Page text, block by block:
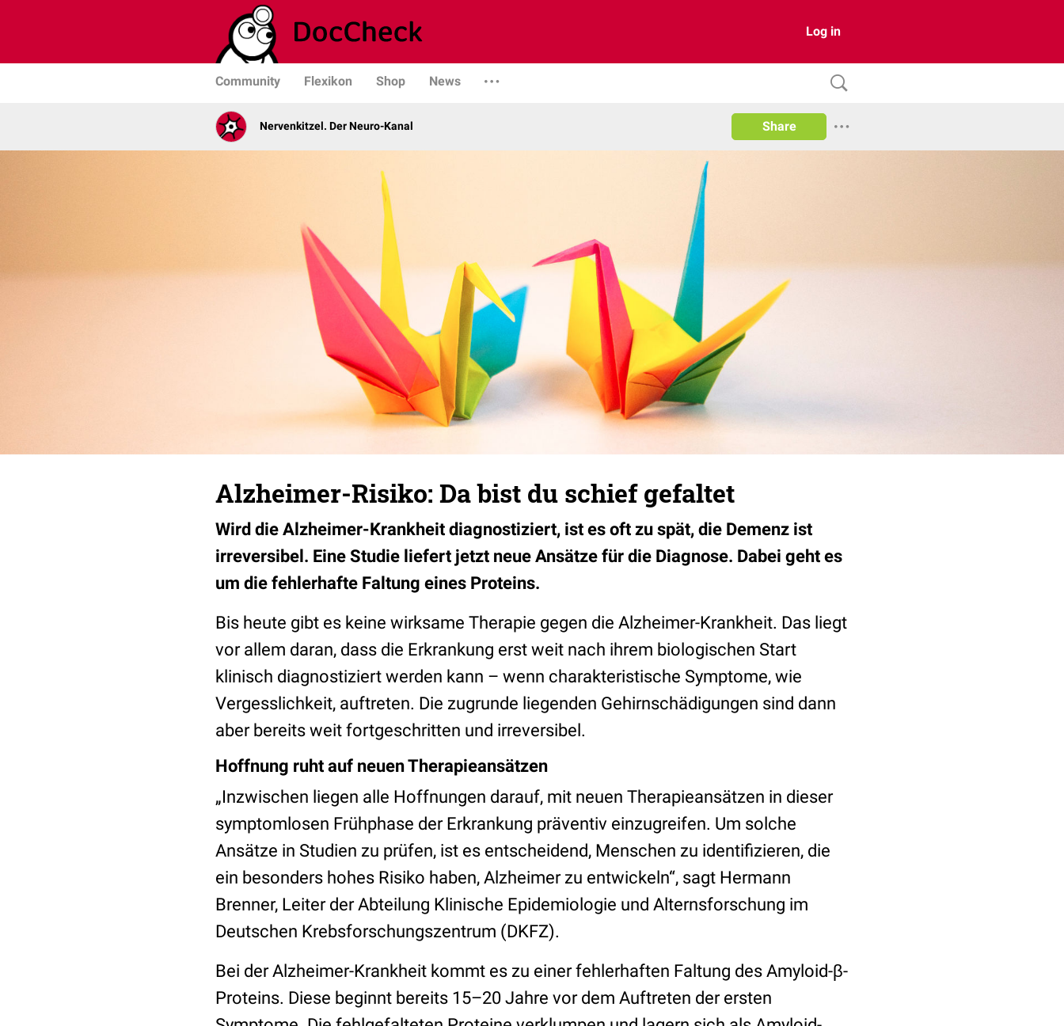
Log in
Community Flexikon Shop News
Nervenkitzel. Der Neuro-Kanal Share
Alzheimer-Risiko: Da bist du schief gefaltet
Wird die Alzheimer-Krankheit diagnostiziert, ist es oft zu spät, die Demenz ist
irreversibel. Eine Studie liefert jetzt neue Ansätze für die Diagnose. Dabei geht es
um die fehlerhafte Faltung eines Proteins.
Bis heute gibt es keine wirksame Therapie gegen die Alzheimer-Krankheit. Das liegt
vor allem daran, dass die Erkrankung erst weit nach ihrem biologischen Start
klinisch diagnostiziert werden kann – wenn charakteristische Symptome, wie
Vergesslichkeit, auftreten. Die zugrunde liegenden Gehirnschädigungen sind dann
aber bereits weit fortgeschritten und irreversibel.
Hoffnung ruht auf neuen Therapieansätzen
„Inzwischen liegen alle Hoffnungen darauf, mit neuen Therapieansätzen in dieser
symptomlosen Frühphase der Erkrankung präventiv einzugreifen. Um solche
Ansätze in Studien zu prüfen, ist es entscheidend, Menschen zu identifizieren, die
ein besonders hohes Risiko haben, Alzheimer zu entwickeln“, sagt Hermann
Brenner, Leiter der Abteilung Klinische Epidemiologie und Alternsforschung im
Deutschen Krebsforschungszentrum (DKFZ).
Bei der Alzheimer-Krankheit kommt es zu einer fehlerhaften Faltung des Amyloid-β-
Proteins. Diese beginnt bereits 15–20 Jahre vor dem Auftreten der ersten